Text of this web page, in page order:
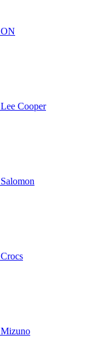
ON
Lee Cooper
Salomon
Crocs
Mizuno